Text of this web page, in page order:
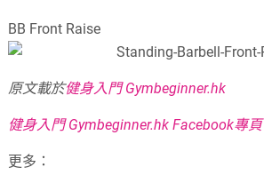
BB Front Raise
原文載於健身入門 Gymbeginner.hk
健身入門 Gymbeginner.hk Facebook專頁
更多：